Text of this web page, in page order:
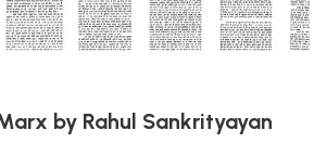
Marx by Rahul Sankrityayan